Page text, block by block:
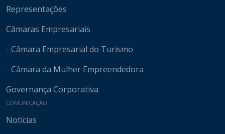
Representações
Câmaras Empresariais
- Câmara Empresarial do Turismo
- Câmara da Mulher Empreendedora
Governança Corporativa
COMUNICAÇÃO
Notícias